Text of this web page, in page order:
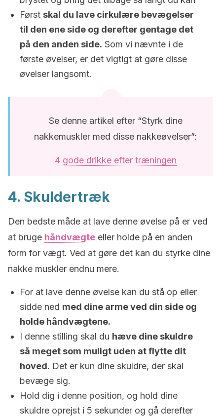
Først skal du lave cirkulære bevægelser
til den ene side og derefter gentage det
på den anden side. Som vi nævnte i de
første øvelser, er det vigtigt at gøre disse
øvelser langsomt.
Se denne artikel efter “Styrk dine
nakkemuskler med disse nakkeøvelser”:
4 gode drikke efter træningen
4. Skuldertræk
Den bedste måde at lave denne øvelse på er ved
at bruge håndvægte eller holde på en anden
form for vægt. Ved at gøre det kan du styrke dine
nakke muskler endnu mere.
For at lave denne øvelse kan du stå op eller
sidde ned med dine arme ved din side og
holde håndvægtene.
I denne stilling skal du hæve dine skuldre
så meget som muligt uden at flytte dit
hoved. Det er kun dine skuldre, der skal
bevæge sig.
Hold dig i denne position, og hold dine
skuldre oprejst i 5 sekunder og gå derefter